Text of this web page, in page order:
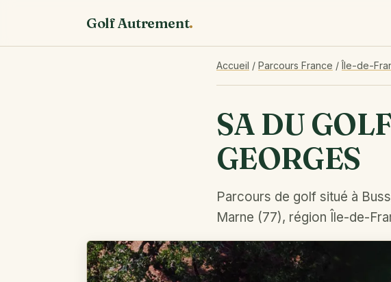
Golf Autrement.
Accueil / Parcours France /Île-de-
SA DU
GEORGES
Parcours de golf situé à
Marne (77), région Île-de-